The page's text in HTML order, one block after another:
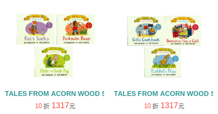
TALES FROM ACORN WOOD STORY COLLECTION 觀察探索組/
10 折 1317元
TALES FROM ACORN WOOD
10 折 1317元